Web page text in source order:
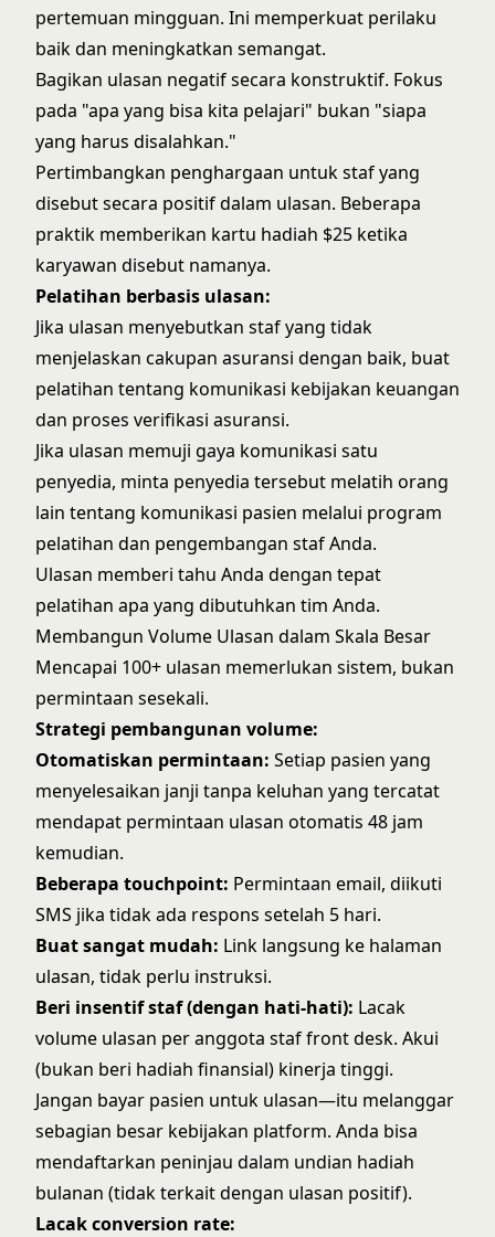
pertemuan mingguan. Ini memperkuat perilaku
baik dan meningkatkan semangat.
Bagikan ulasan negatif secara konstruktif. Fokus
pada "apa yang bisa kita pelajari" bukan "siapa
yang harus disalahkan."
Pertimbangkan penghargaan untuk staf yang
disebut secara positif dalam ulasan. Beberapa
praktik memberikan kartu hadiah $25 ketika
karyawan disebut namanya.
Pelatihan berbasis ulasan:
Jika ulasan menyebutkan staf yang tidak
menjelaskan cakupan asuransi dengan baik, buat
pelatihan tentang komunikasi kebijakan keuangan
dan proses verifikasi asuransi.
Jika ulasan memuji gaya komunikasi satu
penyedia, minta penyedia tersebut melatih orang
lain tentang komunikasi pasien melalui program
pelatihan dan pengembangan stafAnda.
Ulasan memberi tahu Anda dengan tepat
pelatihan apa yang dibutuhkan tim Anda.
Membangun Volume Ulasan dalam Skala Besar
Mencapai 100+ ulasan memerlukan sistem, bukan
permintaan sesekali.
Strategi pembangunan volume:
Otomatiskan permintaan: Setiap pasien yang
menyelesaikan janji tanpa keluhan yang tercatat
mendapat permintaan ulasan otomatis 48 jam
kemudian.
Beberapa touchpoint: Permintaan email, diikuti
SMS jika tidak ada respons setelah 5 hari.
Buat sangat mudah: Link langsung ke halaman
ulasan, tidak perlu instruksi.
Beri insentif staf (dengan hati-hati): Lacak
volume ulasan per anggota staf front desk. Akui
(bukan beri hadiah finansial) kinerja tinggi.
Jangan bayar pasien untuk ulasan—itu melanggar
sebagian besar kebijakan platform. Anda bisa
mendaftarkan peninjau dalam undian hadiah
bulanan (tidak terkait dengan ulasan positif).
Lacak conversion rate: